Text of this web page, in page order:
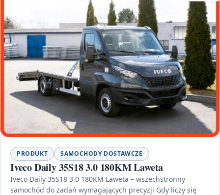
PRODUKT SAMOCHODY DOSTAWCZE
Iveco Daily 35S18 3.0 180KM Laweta
Iveco Daily 35S18 3.0 180KM Laweta – wszechstronny
samochód do zadań wymagających precyzji Gdy liczy się